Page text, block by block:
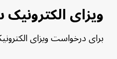
ویزای
برای درخواست ویزای